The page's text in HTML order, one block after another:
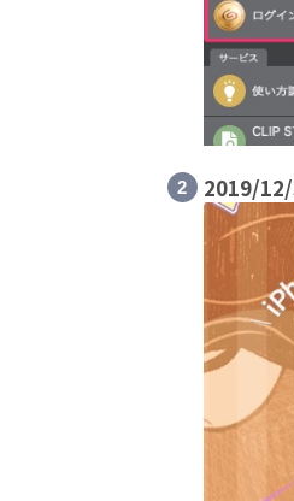
2019/12/